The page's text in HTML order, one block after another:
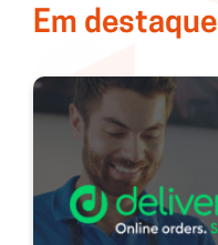
Em destaque